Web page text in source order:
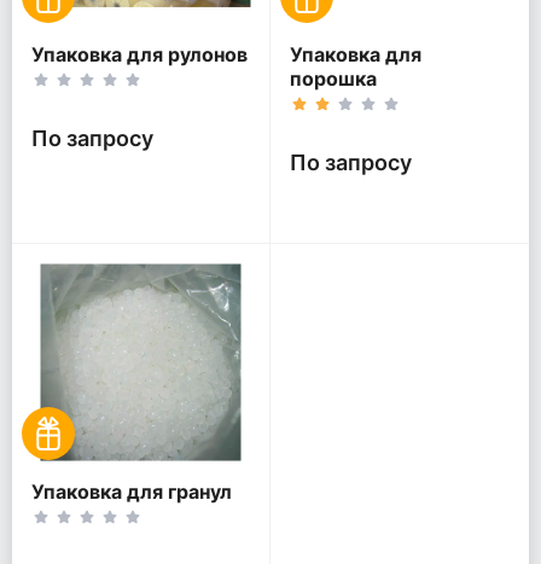
Упаковка для рулонов
По запросу
Упаковка для
порошка
По запросу
Упаковка для гранул